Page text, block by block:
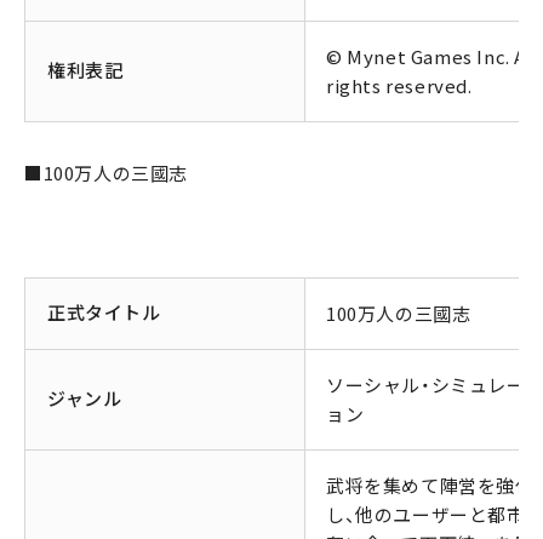
権利表記
© Mynet Games Inc. All
rights reserved.
■100万人の三國志
正式タイトル 100万人の三國志
ジャンル
ソーシャル・シミュレー
ョン
武将を集めて陣営を強化
し、他のユーザーと都市